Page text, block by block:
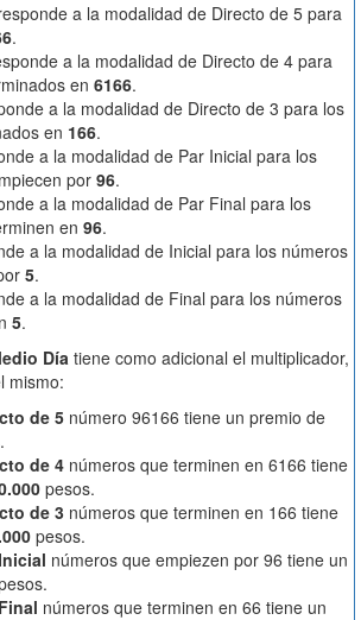
a la modalidad de Directo de 5 para
.
a la modalidad de Directo de 4 para
en 6166.
a la modalidad de Directo de 3 para los
en 166.
a la modalidad de Par Inicial para los
por 96.
a la modalidad de Par Final para los
en 96.
a la modalidad de Inicial para los números
5.
a la modalidad de Final para los números
5.
Día tiene como adicional el multiplicador,
mismo:
de 5 número 96166 tiene un premio de
.
de 4 números que terminen en 6166 tiene
pesos.
de 3 números que terminen en 166 tiene
pesos.
números que empiezen por 96 tiene un
números que terminen en 66 tiene un